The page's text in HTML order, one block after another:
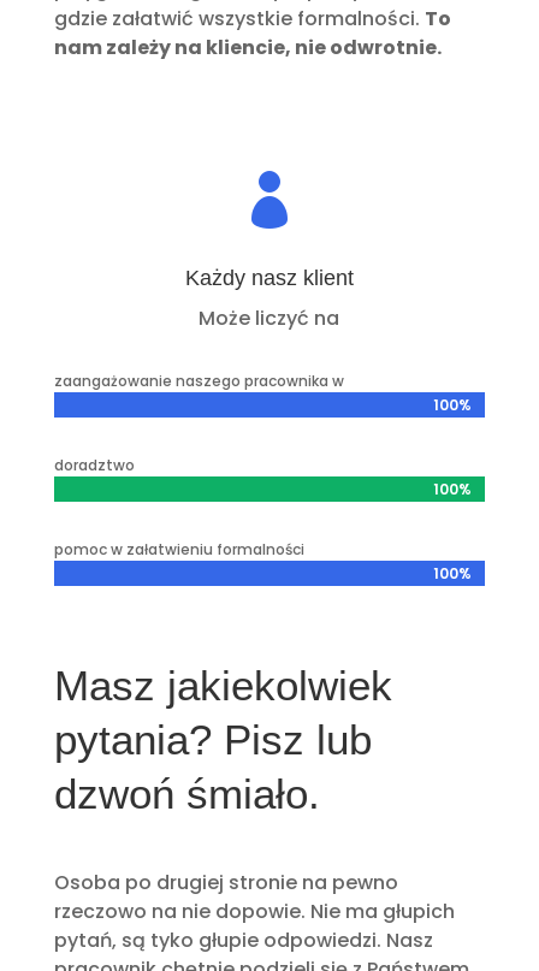
gdzie załatwić wszystkie formalności. To
nam zależy na kliencie, nie odwrotnie.

Każdy nasz klient
Może liczyć na
zaangażowanie naszego pracownika w
100%
100%
doradztwo
100%
100%
pomoc w załatwieniu formalności
100%
100%
Masz jakiekolwiek
pytania? Pisz lub
dzwoń śmiało.
Osoba po drugiej stronie na pewno
rzeczowo na nie dopowie. Nie ma głupich
pytań, są tyko głupie odpowiedzi. Nasz